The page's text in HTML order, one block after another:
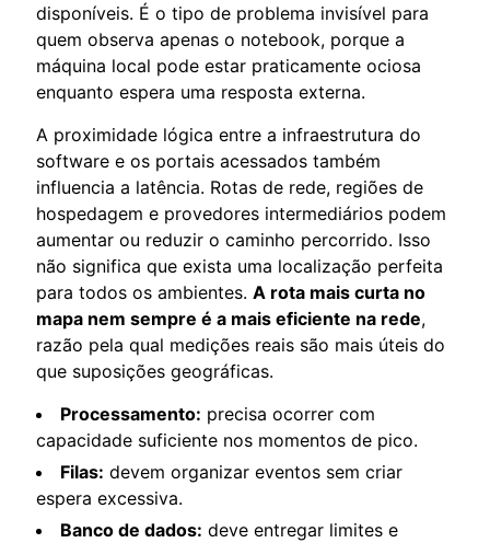
disponíveis. É o tipo de problema invisível para
quem observa apenas o notebook, porque a
máquina local pode estar praticamente ociosa
enquanto espera uma resposta externa.
A proximidade lógica entre a infraestrutura do
software e os portais acessados também
influencia a latência. Rotas de rede, regiões de
hospedagem e provedores intermediários podem
aumentar ou reduzir o caminho percorrido. Isso
não significa que exista uma localização perfeita
para todos os ambientes. A rota mais curta no
mapa nem sempre é a mais eficiente na rede,
razão pela qual medições reais são mais úteis do
que suposições geográficas.
Processamento: precisa ocorrer com
capacidade suficiente nos momentos de pico.
Filas: devem organizar eventos sem criar
espera excessiva.
Banco de dados: deve entregar limites e